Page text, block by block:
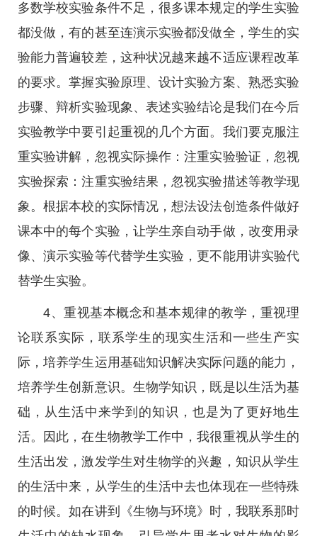
多数学校实验条件不足，很多课本规定的学生实验
都没做，有的甚至连演示实验都没做全，学生的实
验能力普遍较差，这种状况越来越不适应课程改革
的要求。掌握实验原理、设计实验方案、熟悉实验
步骤、辩析实验现象、表述实验结论是我们在今后
实验教学中要引起重视的几个方面。我们要克服注
重实验讲解，忽视实际操作：注重实验验证，忽视
实验探索：注重实验结果，忽视实验描述等教学现
象。根据本校的实际情况，想法设法创造条件做好
课本中的每个实验，让学生亲自动手做，改变用录
像、演示实验等代替学生实验，更不能用讲实验代
替学生实验。
4、重视基本概念和基本规律的教学，重视理
论联系实际，联系学生的现实生活和一些生产实
际，培养学生运用基础知识解决实际问题的能力，
培养学生创新意识。生物学知识，既是以生活为基
础，从生活中来学到的知识，也是为了更好地生
活。因此，在生物教学工作中，我很重视从学生的
生活出发，激发学生对生物学的兴趣，知识从学生
的生活中来，从学生的生活中去也体现在一些特殊
的时候。如在讲到《生物与环境》时，我联系那时